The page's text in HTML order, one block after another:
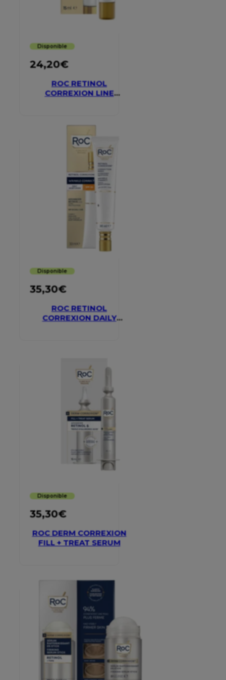
Disponible
24,20€
ROC RETINOL
CORREXION LINE
Disponible
35,30€
ROC RETINOL
CORREXION DAILY
Disponible
35,30€
ROC DERM CORREXION
FILL + TREAT SERUM